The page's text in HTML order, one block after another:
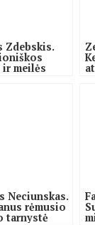
Zdebskis.
meilės
Neciunskas.
rėmusio
tarnystė